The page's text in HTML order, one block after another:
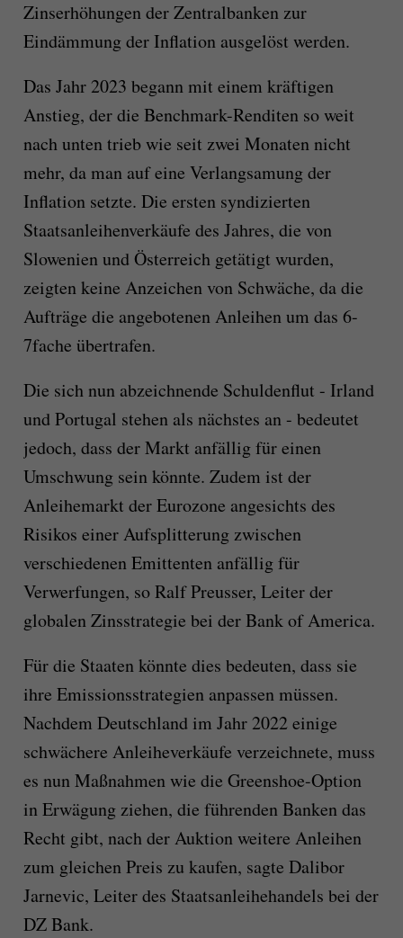
Zinserhöhungen der Zentralbanken zur
Eindämmung der Inflation ausgelöst werden.
Das Jahr 2023 begann mit einem kräftigen
Anstieg, der die Benchmark-Renditen so weit
nach unten trieb wie seit zwei Monaten nicht
mehr, da man auf eine Verlangsamung der
Inflation setzte. Die ersten syndizierten
Staatsanleihenverkäufe des Jahres, die von
Slowenien und Österreich getätigt wurden,
zeigten keine Anzeichen von Schwäche, da die
Aufträge die angebotenen Anleihen um das 6-
7fache übertrafen.
Die sich nun abzeichnende Schuldenflut - Irland
und Portugal stehen als nächstes an - bedeutet
jedoch, dass der Markt anfällig für einen
Umschwung sein könnte. Zudem ist der
Anleihemarkt der Eurozone angesichts des
Risikos einer Aufsplitterung zwischen
verschiedenen Emittenten anfällig für
Verwerfungen, so Ralf Preusser, Leiter der
globalen Zinsstrategie bei der Bank of America.
Für die Staaten könnte dies bedeuten, dass sie
ihre Emissionsstrategien anpassen müssen.
Nachdem Deutschland im Jahr 2022 einige
schwächere Anleiheverkäufe verzeichnete, muss
es nun Maßnahmen wie die Greenshoe-Option
in Erwägung ziehen, die führenden Banken das
Recht gibt, nach der Auktion weitere Anleihen
zum gleichen Preis zu kaufen, sagte Dalibor
Jarnevic, Leiter des Staatsanleihehandels bei der
DZ Bank.